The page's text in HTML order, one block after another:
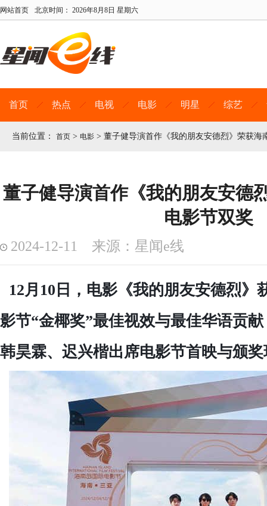
网站首页 北京时间： 2026年8月8日 星期六
首页 热点 电视 电影 明星 综艺
当前位置： 首页 > 电影 > 董子健导演首作《我的朋友安德烈》荣获海
董子健导演首作《我的朋友安德
电影节双奖
2024-12-11 来源：星闻e线
12月10日， 电影《我的朋友安德烈》
影节“金椰奖”最佳视效与最佳华语贡
韩昊霖、迟兴楷出席电影节首映与颁